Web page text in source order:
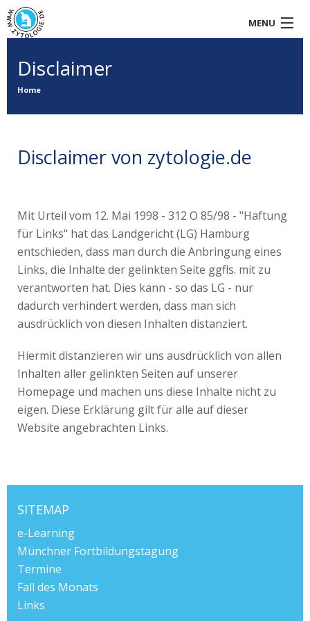
MENU
AKTUELLES
TAGUNG
Disclaimer
Home
Disclaimer von zytologie.de
Mit Urteil vom 12. Mai 1998 - 312 O 85/98 - "Haftung
für Links" hat das Landgericht (LG) Hamburg
entschieden, dass man durch die Anbringung eines
Links, die Inhalte der gelinkten Seite ggfls. mit zu
verantworten hat. Dies kann - so das LG - nur
dadurch verhindert werden, dass man sich
ausdrücklich von diesen Inhalten distanziert.
Hiermit distanzieren wir uns ausdrücklich von allen
Inhalten aller gelinkten Seiten auf unserer
Homepage und machen uns diese Inhalte nicht zu
eigen. Diese Erklärung gilt für alle auf dieser
Website angebrachten Links.
SITEMAP
e-Learning
Münchner Fortbildungstagung
Termine
Fall des Monats
Links